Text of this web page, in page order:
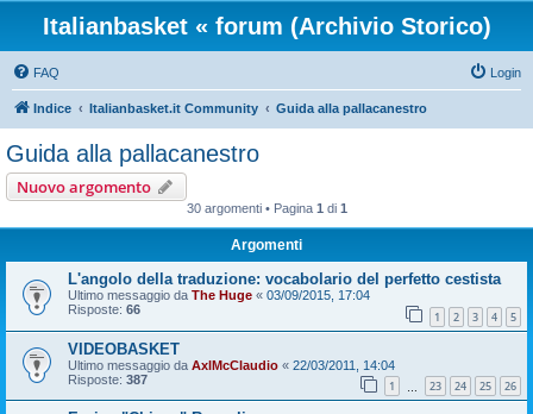
Italianbasket « forum (Archivio Storico)
FAQ Login
Indice Italianbasket.it Community Guida alla pallacanestro
Guida alla pallacanestro
Nuovo argomento
30 argomenti • Pagina 1 di 1
Argomenti
L'angolo della traduzione: vocabolario del perfetto cestista
Ultimo messaggio da The Huge « 03/09/2015, 17:04
Risposte: 66 1 2 3 4 5
VIDEOBASKET
Ultimo messaggio da AxlMcClaudio « 22/03/2011, 14:04
Risposte: 387 1 23 24 25 26